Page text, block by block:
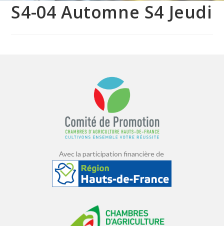
S4-04 Automne S4 Jeudi
Avec la participation financière de